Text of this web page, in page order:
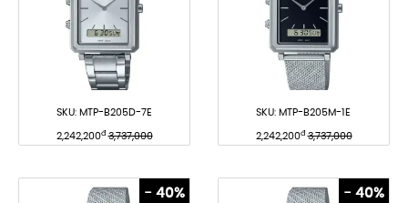
SKU:MTP-B205D-7E
2,242,200đ 3,737,000
SKU:MTP-B205M-1E
2,242,200đ 3,737,000
- 40% - 40%